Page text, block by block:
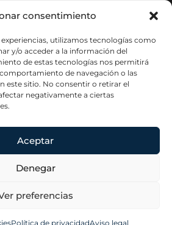
consentimiento
utilizamos tecnologías como
y/o acceder a la información del
de estas tecnologías nos permitirá
de navegación o las
este sitio. No consentir o retirar el
negativamente a ciertas
Aceptar
Denegar
preferencias
Política de privacidadAviso legal